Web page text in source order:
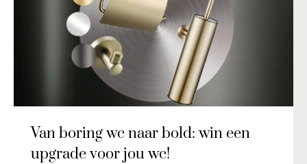
Van boring wc naar bold: win een
upgrade voor jou wc!